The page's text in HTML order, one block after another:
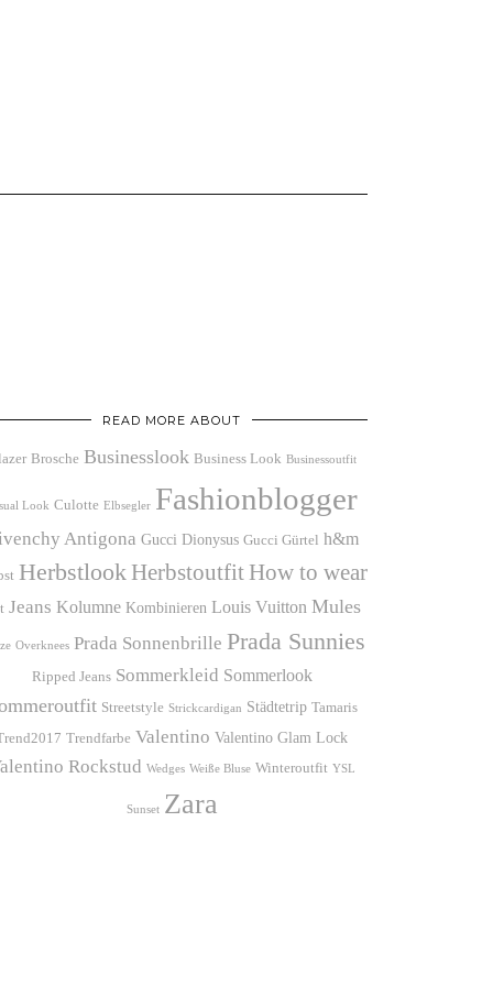
READ MORE ABOUT
Brosche Businesslook Business Look Businessoutfit
Look Culotte Elbsegler Fashionblogger
Antigona Gucci Dionysus Gucci Gürtel h&m
Herbstlook Herbstoutfit How to wear
Jeans Kolumne Kombinieren Louis Vuitton Mules
Overknees Prada Sonnenbrille Prada Sunnies
Ripped Jeans Sommerkleid Sommerlook
Streetstyle Strickcardigan Städtetrip Tamaris
Trendfarbe Valentino Valentino Glam Lock
Rockstud Wedges Weiße Bluse Winteroutfit YSL
Sunset Zara